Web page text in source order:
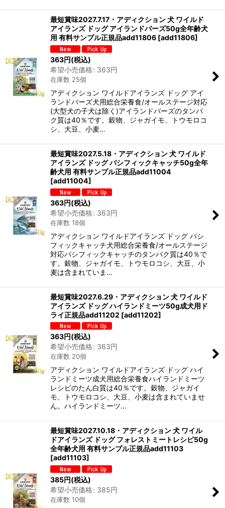
最短賞味2027.7.17・アディクション 犬 ワイルド
アイランズ ドッグ アイランドバーズ50g全年齢犬
用 有料サンプル正規品add11806 [add11806]
363円(税込)
希望小売価格: 363円
在庫数 25個
アディクション ワイルドアイランズ ドッグ アイ
ランドバーズ犬用総合栄養食/オールステージ対応
(大型犬の子犬は除く)アイランドバーズのタンパ
ク質は40％です。穀物、ジャガイモ、トウモロコ
シ、大豆、小麦…
最短賞味2027.5.18・アディクション 犬 ワイルド
アイランズ ドッグ パシフィックキャッチ50g全年
齢犬用 有料サンプル正規品add11004
[add11004]
363円(税込)
希望小売価格: 363円
在庫数 18個
アディクション ワイルドアイランズ ドッグ パシ
フィックキャッチ犬用総合栄養食/オールステージ
対応パシフィックキャッチのタンパク質は40％で
す。穀物、ジャガイモ、トウモロコシ、大豆、小
麦は含まれていま…
最短賞味2027.6.29・アディクション 犬 ワイルド
アイランズ ドッグ ハイランドミーツ50g成犬用ド
ライ正規品add11202 [add11202]
363円(税込)
希望小売価格: 363円
在庫数 20個
アディクション ワイルドアイランズ ドッグ ハイ
ランドミーツ成犬用総合栄養食ハイランドミーツ
レシピのたん白質は40％です。穀物、ジャガイ
モ、トウモロコシ、大豆、小麦は含まれていませ
ん。ハイランドミーツ…
最短賞味2027.10.18・アディクション 犬 ワイル
ドアイランズ ドッグ フォレストミートレシピ50g
全年齢犬用 有料サンプル正規品add11103
[add11103]
385円(税込)
希望小売価格: 385円
在庫数 10個